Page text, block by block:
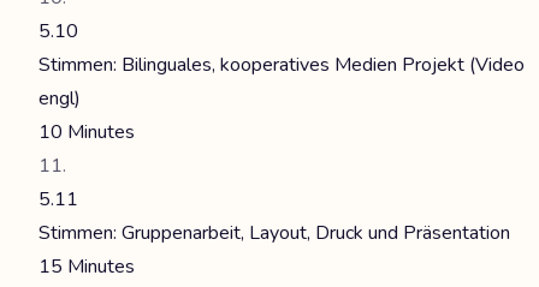
5.10
Stimmen: Bilinguales, kooperatives Medien Projekt (Video
engl)
10 Minutes
5.11
Stimmen: Gruppenarbeit, Layout, Druck und Präsentation
15 Minutes